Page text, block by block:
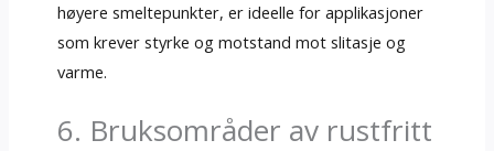
høyere smeltepunkter, er ideelle for applikasjoner
som krever styrke og motstand mot slitasje og
varme.
6. Bruksområder av rustfritt